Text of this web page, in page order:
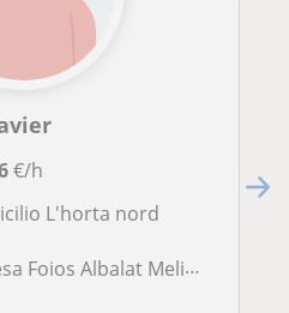
€/h
L'horta nord
Massarroxos Burjassot Paterna Terramelar Valterna